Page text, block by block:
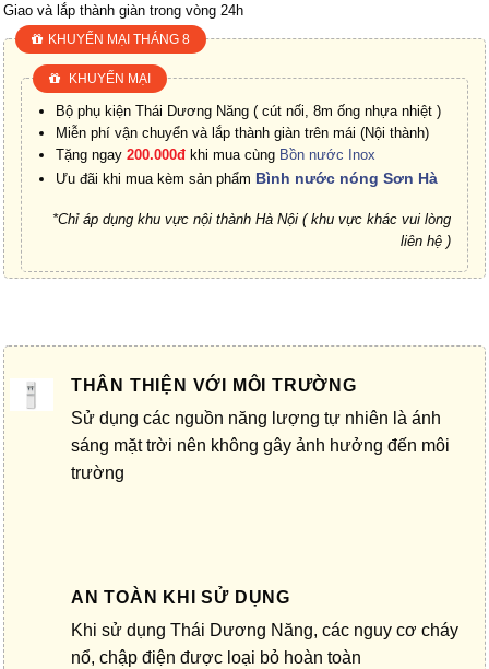
Giao và lắp thành giàn trong vòng 24h
KHUYẾN MẠI THÁNG 8
KHUYẾN MẠI
Bộ phụ kiện Thái Dương Năng ( cút nối, 8m ống nhựa nhiệt )
Miễn phí vận chuyển và lắp thành giàn trên mái (Nội thành)
Tặng ngay200.000đ khi mua cùng Bồn nước Inox
Ưu đãi khi mua kèm sản phẩm Bình nước nóng Sơn Hà
*Chỉ áp dụng khu vực nội thành Hà Nội ( khu vực khác vui lòng
liên hệ )
THÂN THIỆN VỚI MÔI TRƯỜNG
Sử dụng các nguồn năng lượng tự nhiên là ánh
sáng mặt trời nên không gây ảnh hưởng đến môi
trường
AN TOÀN KHI SỬ DỤNG
Khi sử dụng Thái Dương Năng, các nguy cơ cháy
nổ, chập điện được loại bỏ hoàn toàn